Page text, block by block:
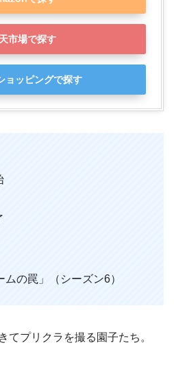
市場で探す
ョッピングで探す
の罠」（シーズン6）
てプリクラを撮る園子たち。